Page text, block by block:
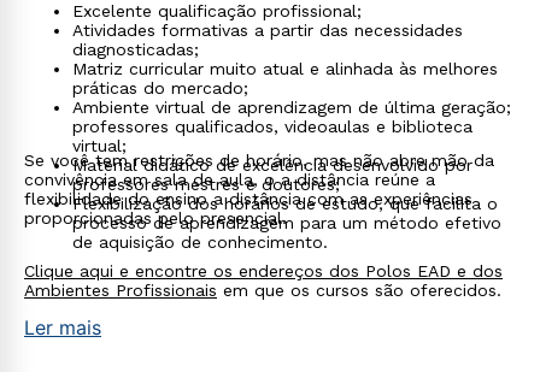
Excelente qualificação profissional;
Atividades formativas a partir das necessidades
diagnosticadas;
Matriz curricular muito atual e alinhada às melhores
práticas do mercado;
Ambiente virtual de aprendizagem de última geração;
professores qualificados, videoaulas e biblioteca
virtual;
Material didático de excelência desenvolvido por
professores mestres e doutores;
Flexibilização dos horários de estudo, que facilita o
processo de aprendizagem para um método efetivo
de aquisição de conhecimento.
Se você tem restrições de horário, mas não abre mão da
convivência em sala de aula, o a distância reúne a
flexibilidade do ensino a distância com as experiências
proporcionadas pelo presencial.
Clique aqui e encontre os endereços dos Polos EAD e dos
Ambientes Profissionais em que os cursos são oferecidos.
Ler mais